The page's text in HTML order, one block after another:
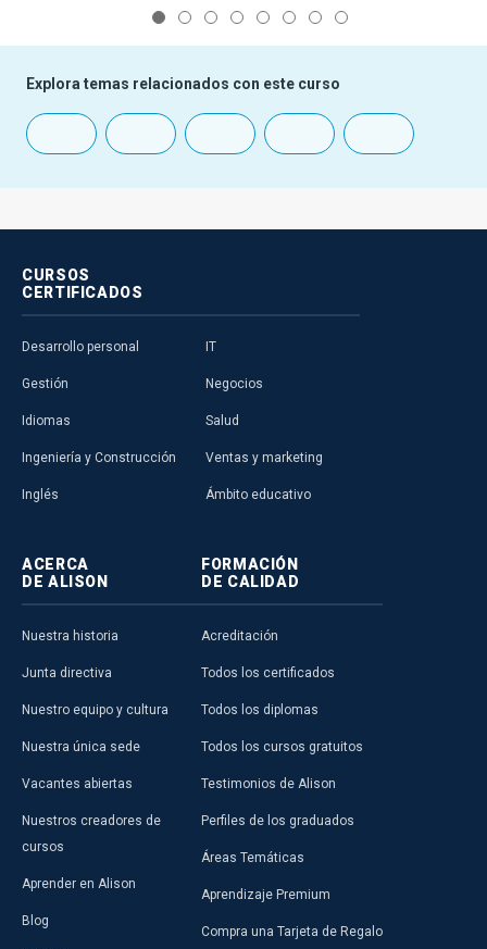
Explora temas relacionados con este curso
CURSOS
CERTIFICADOS
Desarrollo personal
Gestión
Idiomas
Ingeniería y Construcción
Inglés
IT
Negocios
Salud
Ventas y marketing
Ámbito educativo
ACERCA
DE ALISON
Nuestra historia
Junta directiva
Nuestro equipo y cultura
Nuestra única sede
Vacantes abiertas
Nuestros creadores de
cursos
Aprender en Alison
Blog
FORMACIÓN
DE CALIDAD
Acreditación
Todos los certificados
Todos los diplomas
Todos los cursos gratuitos
Testimonios de Alison
Perfiles de los graduados
Áreas Temáticas
Aprendizaje Premium
Compra una Tarjeta de Regalo